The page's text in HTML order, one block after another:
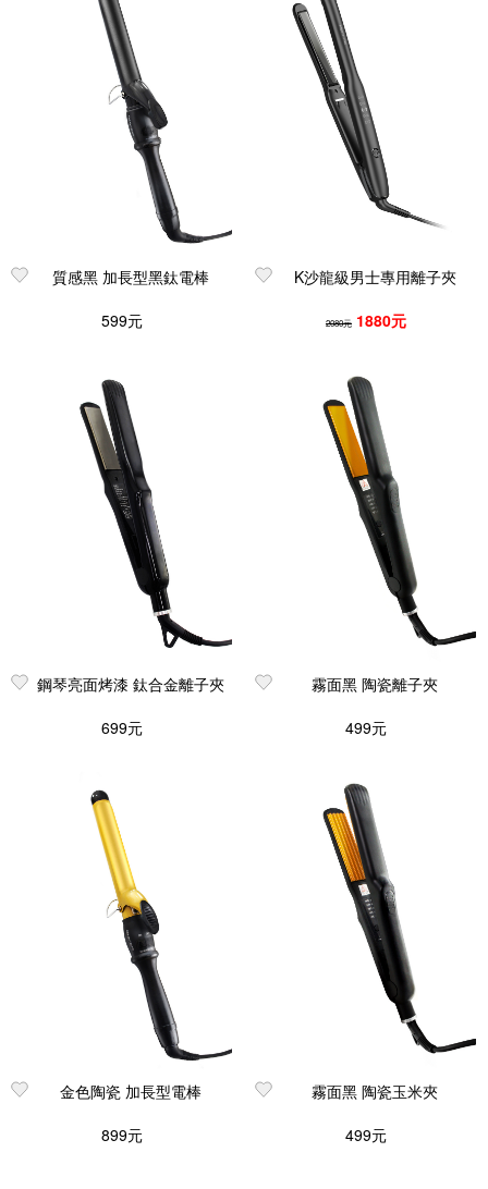
質感黑 加長型黑鈦電棒
599元
K沙龍級男士專用離子夾
2080元 1880元
鋼琴亮面烤漆 鈦合金離子夾
699元
霧面黑 陶瓷離子夾
499元
金色陶瓷 加長型電棒
899元
霧面黑 陶瓷玉米夾
499元